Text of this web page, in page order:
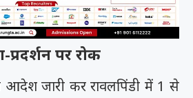
प्रदर्शन पर रोक
आदेश जारी कर रावलपिंडी में 1 से